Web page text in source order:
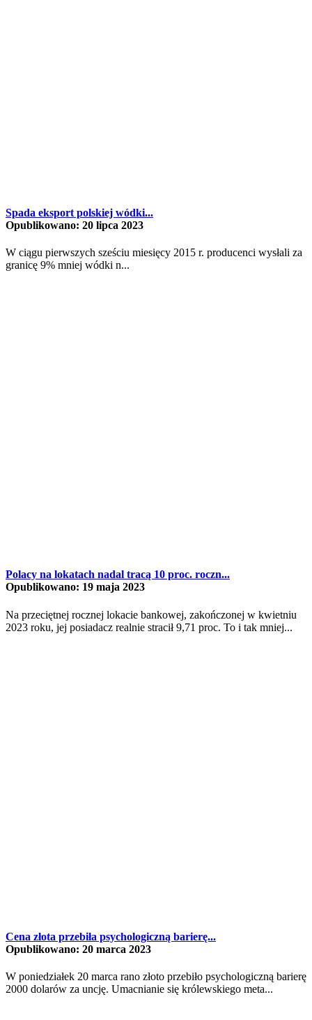
Spada eksport polskiej wódki...
Opublikowano: 20 lipca 2023
W ciągu pierwszych sześciu miesięcy 2015 r. producenci wysłali za
granicę 9% mniej wódki n...
Polacy na lokatach nadal tracą 10 proc. roczn...
Opublikowano: 19 maja 2023
Na przeciętnej rocznej lokacie bankowej, zakończonej w kwietniu
2023 roku, jej posiadacz realnie stracił 9,71 proc. To i tak mniej...
Cena złota przebiła psychologiczną barierę...
Opublikowano: 20 marca 2023
W poniedziałek 20 marca rano złoto przebiło psychologiczną barierę
2000 dolarów za uncję. Umacnianie się królewskiego meta...